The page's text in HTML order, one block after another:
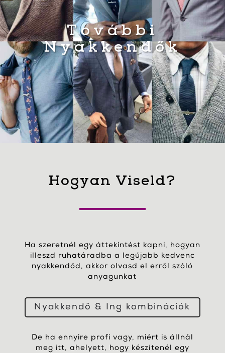
További
Nyakkendők
Hogyan Viseld?
Ha szeretnél egy áttekintést kapni, hogyan
illeszd ruhatáradba a legújabb kedvenc
nyakkendőd, akkor olvasd el erről szóló
anyagunkat
Nyakkendő & Ing kombinációk
De ha ennyire profi vagy, miért is állnál
meg itt, ahelyett, hogy készítenél egy